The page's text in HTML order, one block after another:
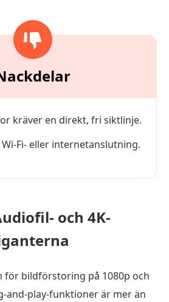
kräver en direkt, fri siktlinje.
Fi- eller internetanslutning.
och 4K-
för bildförstoring på 1080p och
and-play-funktioner är mer än